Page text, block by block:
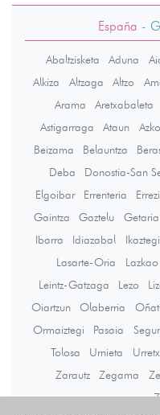
España -
Abaltzisketa Aduna
Alkiza
Altzaga Altzo
Arama
Aretxabaleta
Astigarraga
Ataun
Beizama
Belauntza
Deba
Donostia-San
Elgoibar
Errenteria
Gaintza
Gaztelu Getaria
Ibarra
Idiazabal
Lasarte-Oria
Lazkao
Leintz-Gatzaga
Lezo
Oiartzun
Olaberria Oñati
Ormaiztegi
Pasaia
Tolosa
Urnieta
Zarautz
Zegama